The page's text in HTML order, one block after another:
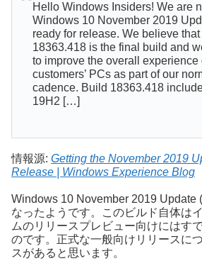
Hello Windows Insiders! We are
Windows 10 November 2019
ready for release. We believe that
18363.418 is the final build and
to improve the overall experience
customers’ PCs as part of our
cadence. Build 18363.418
19H2 […]
情報源: Getting the November 2019
Release | Windows Experience Blog
Windows 10 November 2019 Update
なったようです。このビルド自体は
ムのリリースプレビュー向けにはす
のです。正式な一般向けリリースに
スがあると思います。